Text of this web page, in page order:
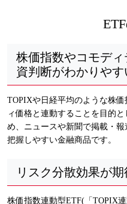
株価指数やコモデ
資判断がわかりやす
TOPIXや日経平均のような株
ィ価格と連動することを目的
め、ニュースや新聞で掲載・
把握しやすい金融商品です。
リスク分散効果が
株価指数連動型ETF(「TOPIX